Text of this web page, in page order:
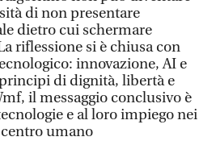
di non presentare
dietro cui schermare
riflessione si è chiusa con
innovazione, AI e
di dignità, libertà e
il messaggio conclusivo è
e al loro impiego nei
umano